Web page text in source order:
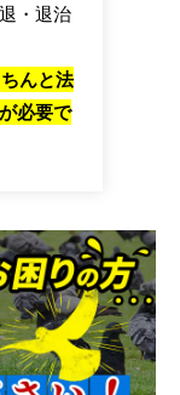
・退治
んと法
必要で